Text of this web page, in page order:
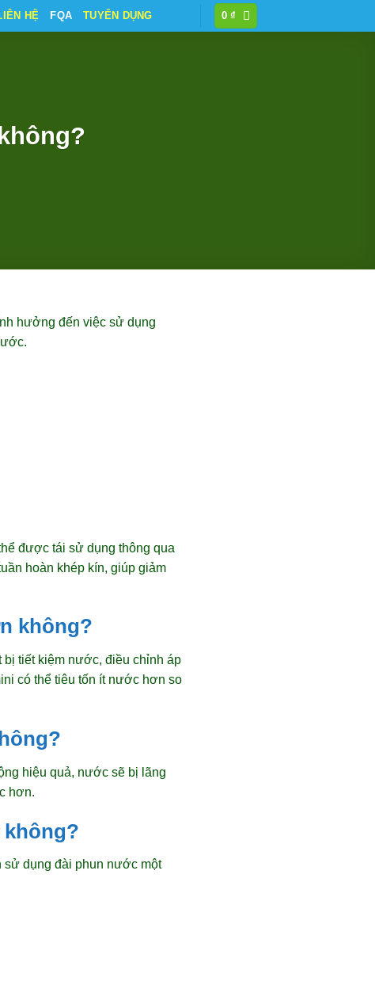
HỆ FQA TUYỂN DỤNG 0₫
hưởng đến việc sử dụng
được tái sử dụng thông qua
hoàn khép kín, giúp giảm
không?
tiết kiệm nước, điều chỉnh áp
có thể tiêu tốn ít nước hơn so
hiệu quả, nước sẽ bị lãng
hơn.
sử dụng đài phun nước một